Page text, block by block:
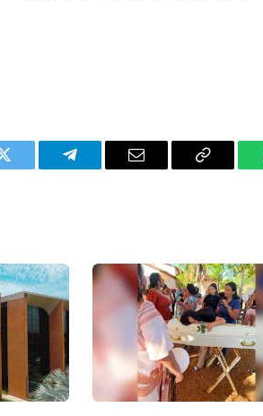
Twitter Telegram Email
Copy